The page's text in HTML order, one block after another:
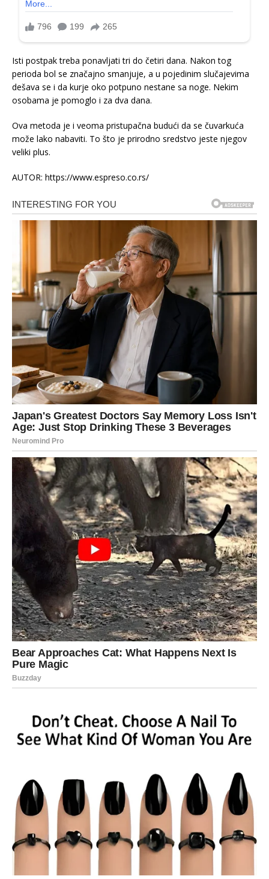
Isti postpak treba ponavljati tri do četiri dana. Nakon tog
perioda bol se značajno smanjuje, a u pojedinim slučajevima
dešava se i da kurje oko potpuno nestane sa noge. Nekim
osobama je pomoglo i za dva dana.
Ova metoda je i veoma pristupačna budući da se čuvarkuća
može lako nabaviti. To što je prirodno sredstvo jeste njegov
veliki plus.
AUTOR: https://www.espreso.co.rs/